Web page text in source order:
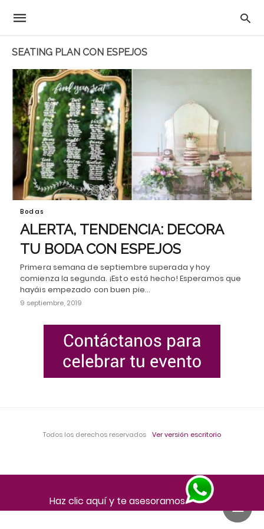
SEATING PLAN CON ESPEJOS
Bodas
ALERTA, TENDENCIA: DECORA
TU BODA CON ESPEJOS
Primera semana de septiembre superada y hoy
comienza la segunda. ¡Esto está hecho! Esperamos que
hayáis empezado con buen pie…
9 septiembre, 2019
Todos los derechos reservados Ver versión escritorio
Haz clic aquí y te asesoramos